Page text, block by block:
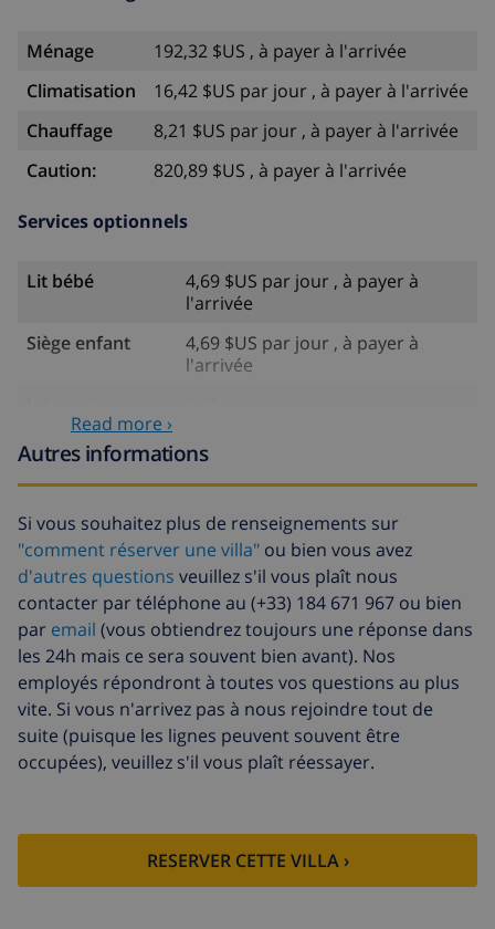
Ménage
192,32 $US , à payer à l'arrivée
Climatisation
16,42 $US par jour , à payer à l'arrivée
Chauffage
8,21 $US par jour , à payer à l'arrivée
Caution:
820,89 $US , à payer à l'arrivée
Services optionnels
Lit bébé
4,69 $US par jour , à payer à
l'arrivée
Siège enfant
4,69 $US par jour , à payer à
l'arrivée
Arrivée tardive
58,64 $US , à payer à l'arrivée
Lit
14,07 $US par jour , à payer à
Draps et
serviettes
inclus par personne
Draps
supplémentaires
17,59 $US par personne , à
payer à l'arrivée
Serviettes
supplémentaires
8,80 $US par personne , à payer à
l'arrivée
Départ tardif
113,75 $US
Nettoyage
basée sur consommation
Fonds
4.80% du montant total
Read more ›
Autres informations
Si vous souhaitez plus de renseignements sur
"comment réserver une villa" ou bien vous avez
d'autres questions veuillez s'il vous plaît nous
contacter par téléphone au (+33) 184 671 967 ou bien
par email (vous obtiendrez toujours une réponse dans
les 24h mais ce sera souvent bien avant). Nos
employés répondront à toutes vos questions au plus
vite. Si vous n'arrivez pas à nous rejoindre tout de
suite (puisque les lignes peuvent souvent être
occupées), veuillez s'il vous plaît réessayer.
RESERVER CETTE VILLA ›